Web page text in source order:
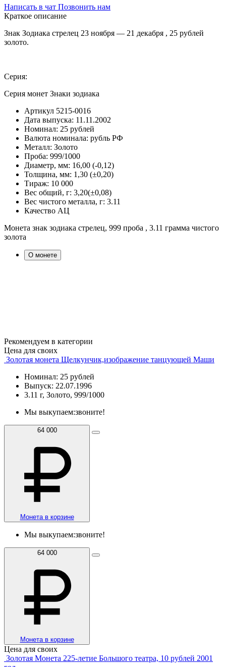
Написать в чат Позвонить нам
Краткое описание
Знак Зодиака стрелец 23 ноября — 21 декабря , 25 рублей
золото.
Серия:
Серия монет Знаки зодиака
Артикул 5215-0016
Дата выпуска: 11.11.2002
Номинал: 25 рублей
Валюта номинала: рубль РФ
Металл: Золото
Проба: 999/1000
Диаметр, мм: 16,00 (-0,12)
Толщина, мм: 1,30 (±0,20)
Тираж: 10 000
Вес общий, г: 3,20(±0,08)
Вес чистого металла, г: 3.11
Качество АЦ
Монета знак зодиака стрелец, 999 проба , 3.11 грамма чистого
золота
О монете
Рекомендуем в категории
Цена для своих
Золотая монета Щелкунчик,изображение танцующей Маши
Номинал: 25 рублей
Выпуск: 22.07.1996
3.11 г, Золото, 999/1000
Мы выкупаем:звоните!
64 000
Монета в корзине
Мы выкупаем:звоните!
64 000
Монета в корзине
Цена для своих
Золотая Монета 225-летие Большого театра, 10 рублей 2001